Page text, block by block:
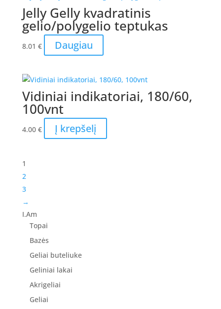
Jelly Gelly kvadratinis
gelio/polygelio teptukas
8.01 € Daugiau
Vidiniai indikatoriai, 180/60,
100vnt
4.00 € Į krepšelį
1
2
3
→
I.Am
Topai
Bazės
Geliai buteliuke
Geliniai lakai
Akrigeliai
Geliai